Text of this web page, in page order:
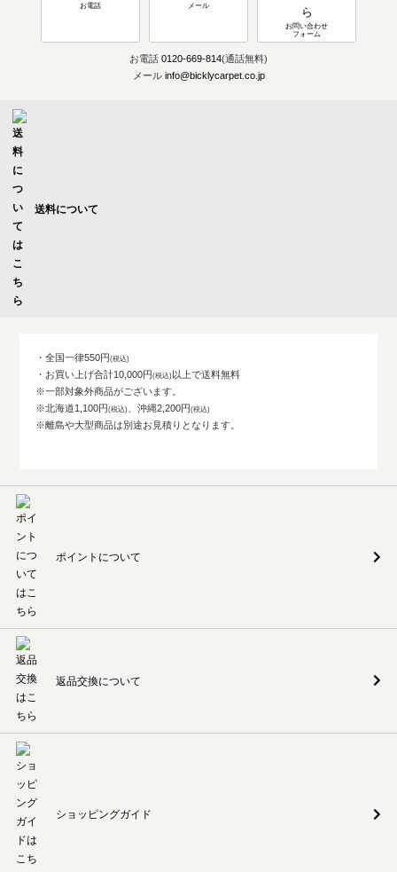
お電話 メール
お問い合わせ
フォーム
お電話 0120-669-814(通話無料)
メール info@bicklycarpet.co.jp
送料について
・全国一律550円
・お買い上げ合計10,000円
以上で送料無料
※一部対象外商品がございます。
※北海道1,100円
、沖縄2,200円
※離島や大型商品は別途お見積りとなります。
ポイントについて
返品交換について
ショッピングガイド